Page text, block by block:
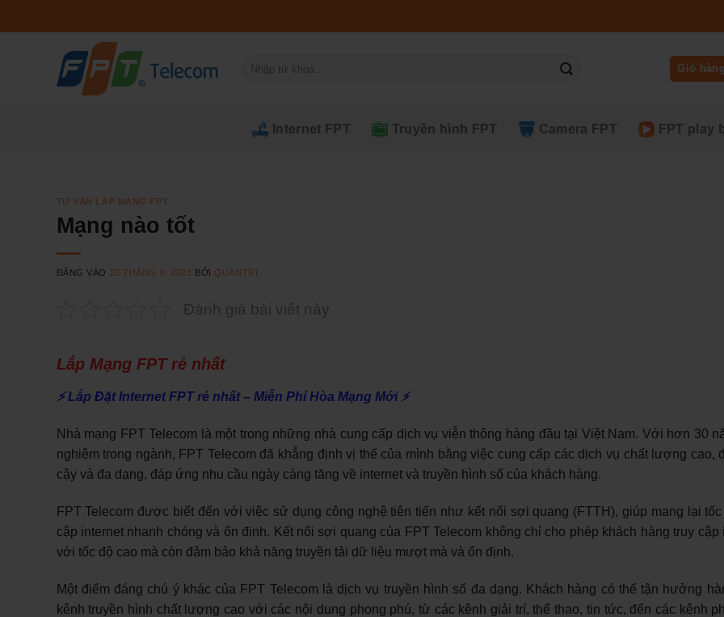
qua
kiếm:
Giỏ hàng
Internet FPT Truyền hình FPT Camera FPT FPT play
TƯ VẤN LẮP MẠNG FPT
Mạng nào tốt
ĐĂNG VÀO 23 THÁNG 8, 2023 BỞI QUANTRI
Đánh giá bài viết này
Lắp Mạng FPT rẻ nhất
⚡ Lắp Đặt Internet FPT rẻ nhất – Miễn Phí Hòa Mạng Mới ⚡
Nhà mạng FPT Telecom là một trong những nhà cung cấp dịch vụ viễn thông hàng đầu tại Việt Nam. Với hơn 30
nghiệm trong ngành, FPT Telecom đã khẳng định vị thế của mình bằng việc cung cấp các dịch vụ chất lượng cao,
cậy và đa dạng, đáp ứng nhu cầu ngày càng tăng về internet và truyền hình số của khách hàng.
FPT Telecom được biết đến với việc sử dụng công nghệ tiên tiến như kết nối sợi quang (FTTH), giúp mang lại tốc
cập internet nhanh chóng và ổn định. Kết nối sợi quang của FPT Telecom không chỉ cho phép khách hàng truy cập
với tốc độ cao mà còn đảm bảo khả năng truyền tải dữ liệu mượt mà và ổn định.
Một điểm đáng chú ý khác của FPT Telecom là dịch vụ truyền hình số đa dạng. Khách hàng có thể tận hưởng
kênh truyền hình chất lượng cao với các nội dung phong phú, từ các kênh giải trí, thể thao, tin tức, đến các kênh